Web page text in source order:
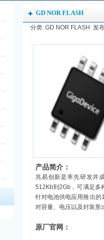
GD NOR FLASH
分类: GD NOR FLASH 发
产品简介：
兆易创新是率先研发并
512Kb到2Gb，可满足多
针对电池供电应用推出
对容量、电压以及封装形
原厂官网：